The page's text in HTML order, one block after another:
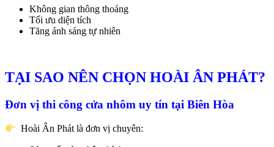
Không gian thông thoáng
Tối ưu diện tích
Tăng ánh sáng tự nhiên
TẠI SAO NÊN CHỌN HOÀI ÂN PHÁT?
Đơn vị thi công cửa nhôm uy tín tại Biên Hòa
Hoài Ân Phát là đơn vị chuyên: